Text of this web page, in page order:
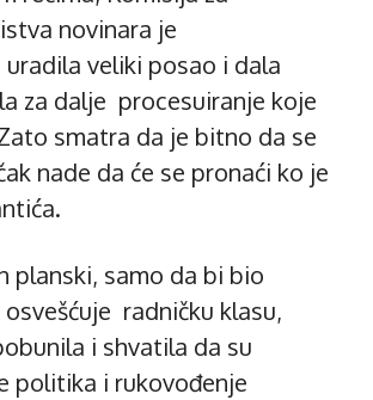
novinara je
veliki posao i dala
za dalje procesuiranje koje
smatra da je bitno da se
nade da će se pronaći ko je
planski, samo da bi bio
radničku klasu,
i shvatila da su
politika i rukovođenje